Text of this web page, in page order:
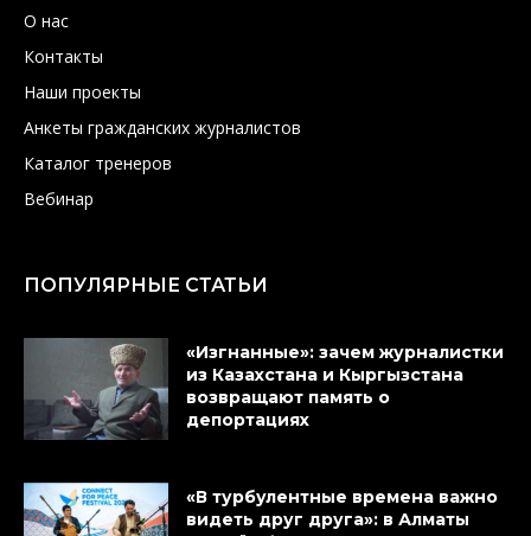
О нас
Контакты
Наши проекты
Анкеты гражданских журналистов
Каталог тренеров
Вебинар
ПОПУЛЯРНЫЕ СТАТЬИ
«Изгнанные»: зачем журналистки
из Казахстана и Кыргызстана
возвращают память о
депортациях
«В турбулентные времена важно
видеть друг друга»: в Алматы